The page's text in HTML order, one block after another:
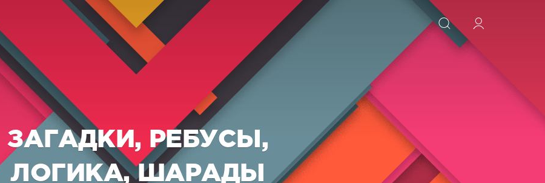
ИСКАТЬ
ЗАГАДКИ, РЕБУСЫ,
ЛОГИКА, ШАРАДЫ